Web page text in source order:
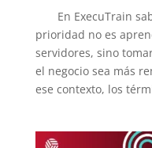
En ExecuTrain
prioridad no es
servidores, sino
el negocio sea más
ese contexto, los